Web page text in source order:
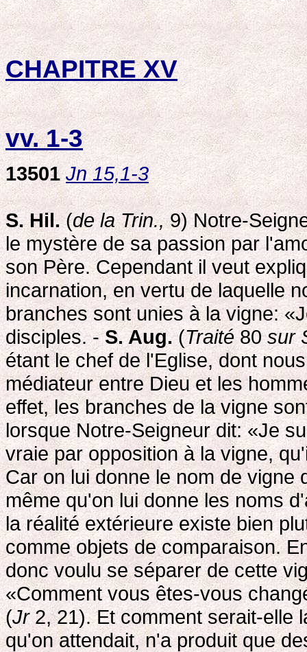
CHAPITRE XV
vv. 1-3
13501 Jn 15,1-3
S. Hil.(de la Trin.,9) Notre-
le mystère de sa passion par
son Père. Cependant il veut
incarnation, en vertu de laquelle
branches sont unies à la vigne:
disciples. -S. Aug.(Traité80sur
étant le chef de l'Eglise, dont
médiateur entre Dieu et les
effet, les branches de la vigne
lorsque Notre-Seigneur dit: «Je
vraie par opposition à la vigne,
Car on lui donne le nom de vigne
même qu'on lui donne les noms
la réalité extérieure existe bien
comme objets de comparaison.
donc voulu se séparer de cette
«Comment vous êtes-vous
(Jr2, 21). Et comment serait-elle
qu'on attendait, n'a produit que